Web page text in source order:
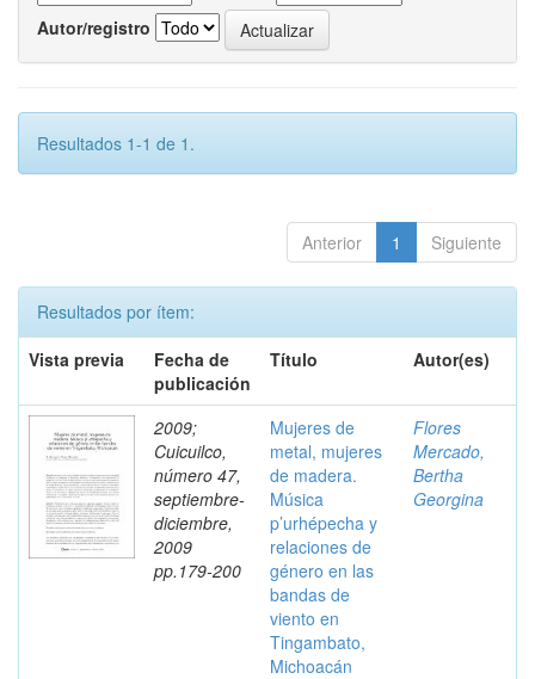
Autor/registro
Resultados 1-1 de 1.
Anterior 1 Siguiente
Resultados por ítem:
Vista previa
Fecha de
publicación
Título Autor(es)
2009;
Cuicuilco,
número 47,
septiembre-
diciembre,
2009
pp.179-200
Mujeres de
metal, mujeres
de madera.
Música
p’urhépecha y
relaciones de
género en las
bandas de
viento en
Tingambato,
Michoacán
Flores
Mercado,
Bertha
Georgina